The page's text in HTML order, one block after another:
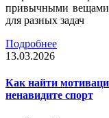
привычными вещами
для разных задач
Подробнее
13.03.2026
Как найти
ненавидите спорт